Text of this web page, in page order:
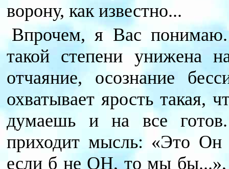
ворону, как известно...
Впрочем, я Вас понимаю.
такой степени унижена
отчаяние, осознание
охватывает ярость такая,
думаешь и на все
приходит мысль: «Это Он
если б не ОН, то мы бы...»,